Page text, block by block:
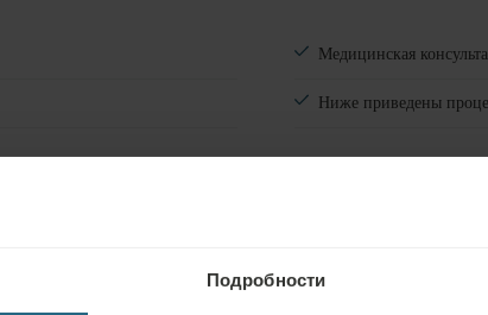
Подробности
Медицинская
Ниже приведены